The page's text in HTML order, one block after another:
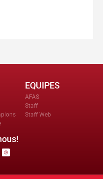
EQUIPES
AFAS
Staff
Staff Web